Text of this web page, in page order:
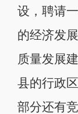
设，聘请
的经济发
质量发展
县的行政
部分还有